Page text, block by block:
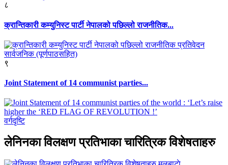
८
क्रान्तिकारी कम्युनिस्ट पार्टी नेपालको पछिल्लो राजनीतिक...
९
Joint Statement of 14 communist parties...
वर्गदृष्टि
लेनिनका विलक्षण प्रतिभाका चारित्रिक विशेषताहरु